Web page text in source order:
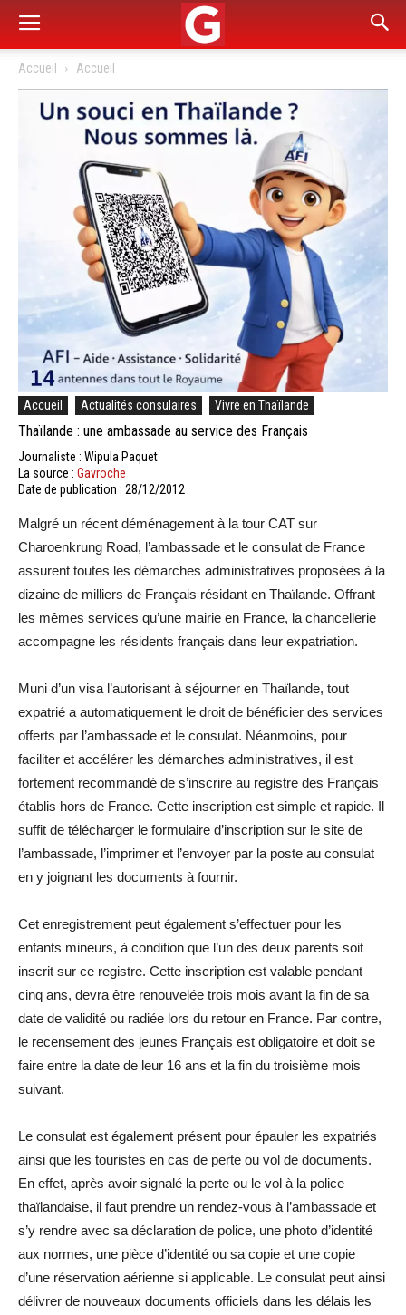
Accueil Accueil
Accueil Actualités consulaires Vivre en Thaïlande
Thaïlande : une ambassade au service des Français
Journaliste : Wipula Paquet
La source : Gavroche
Date de publication : 28/12/2012
Malgré un récent déménagement à la tour CAT sur
Charoenkrung Road, l’ambassade et le consulat de France
assurent toutes les démarches administratives proposées à la
dizaine de milliers de Français résidant en Thaïlande. Offrant
les mêmes services qu’une mairie en France, la chancellerie
accompagne les résidents français dans leur expatriation.
Muni d’un visa l’autorisant à séjourner en Thaïlande, tout
expatrié a automatiquement le droit de bénéficier des services
offerts par l’ambassade et le consulat. Néanmoins, pour
faciliter et accélérer les démarches administratives, il est
fortement recommandé de s’inscrire au registre des Français
établis hors de France. Cette inscription est simple et rapide. Il
suffit de télécharger le formulaire d’inscription sur le site de
l’ambassade, l’imprimer et l’envoyer par la poste au consulat
en y joignant les documents à fournir.
Cet enregistrement peut également s’effectuer pour les
enfants mineurs, à condition que l’un des deux parents soit
inscrit sur ce registre. Cette inscription est valable pendant
cinq ans, devra être renouvelée trois mois avant la fin de sa
date de validité ou radiée lors du retour en France. Par contre,
le recensement des jeunes Français est obligatoire et doit se
faire entre la date de leur 16 ans et la fin du troisième mois
suivant.
Le consulat est également présent pour épauler les expatriés
ainsi que les touristes en cas de perte ou vol de documents.
En effet, après avoir signalé la perte ou le vol à la police
thaïlandaise, il faut prendre un rendez-vous à l’ambassade et
s’y rendre avec sa déclaration de police, une photo d’identité
aux normes, une pièce d’identité ou sa copie et une copie
d’une réservation aérienne si applicable. Le consulat peut ainsi
délivrer de nouveaux documents officiels dans les délais les